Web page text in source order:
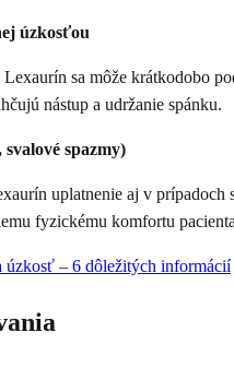
úzkosťou
sa môže krátkodobo
nástup a udržanie spánku.
spazmy)
uplatnenie aj v
fyzickému komfortu
úzkosť – 6 dôležitých informácií